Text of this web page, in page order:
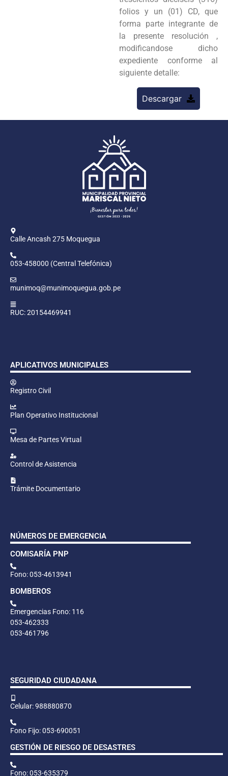
folios y un (01) CD, que
forma parte integrante de
la presente resolución ,
modificandose dicho
expediente conforme al
siguiente detalle:
Descargar
Calle Ancash 275 Moquegua
053-458000 (Central Telefónica)
munimoq@munimoquegua.gob.pe
RUC: 20154469941
APLICATIVOS MUNICIPALES
Registro Civil
Plan Operativo Institucional
Mesa de Partes Virtual
Control de Asistencia
Trámite Documentario
NÚMEROS DE EMERGENCIA
COMISARÍA PNP
Fono: 053-4613941
BOMBEROS
Emergencias Fono: 116
053-462333
053-461796
SEGURIDAD CIUDADANA
Celular: 988880870
Fono Fijo: 053-690051
GESTIÓN DE RIESGO DE DESASTRES
Fono: 053-635379